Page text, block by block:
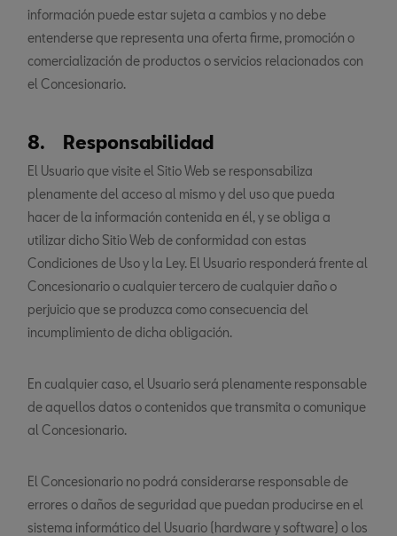
información puede estar sujeta a cambios y no debe
entenderse que representa una oferta firme, promoción o
comercialización de productos o servicios relacionados con
el Concesionario.
8. Responsabilidad
El Usuario que visite el Sitio Web se responsabiliza
plenamente del acceso al mismo y del uso que pueda
hacer de la información contenida en él, y se obliga a
utilizar dicho Sitio Web de conformidad con estas
Condiciones de Uso y la Ley. El Usuario responderá frente al
Concesionario o cualquier tercero de cualquier daño o
perjuicio que se produzca como consecuencia del
incumplimiento de dicha obligación.
En cualquier caso, el Usuario será plenamente responsable
de aquellos datos o contenidos que transmita o comunique
al Concesionario.
El Concesionario no podrá considerarse responsable de
errores o daños de seguridad que puedan producirse en el
sistema informático del Usuario (hardware y software) o los